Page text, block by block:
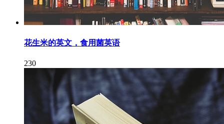
花生米的英文，食用菌英语
230